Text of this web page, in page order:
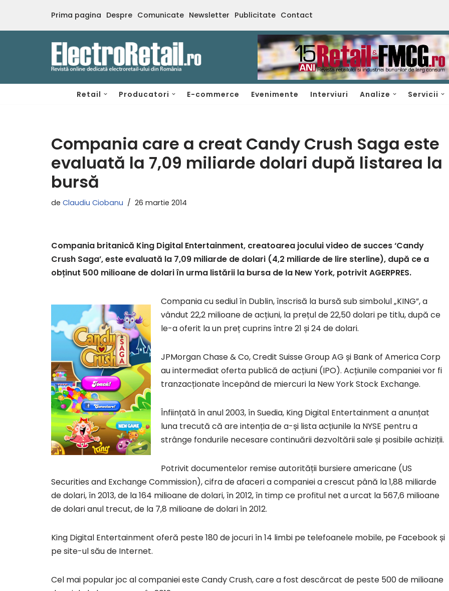
Sari
Prima pagina Despre Comunicate Newsletter Publicitate Contact
Retail Producatori E-commerce Evenimente Interviuri Analize Servicii
Compania care a creat Candy Crush Saga este
evaluată la 7,09 miliarde dolari după listarea la
bursă
de Claudiu Ciobanu 26 martie 2014
Compania britanică King Digital Entertainment, creatoarea jocului video de succes ‘Candy
Crush Saga’, este evaluată la 7,09 miliarde de dolari (4,2 miliarde de lire sterline), după ce a
obținut 500 milioane de dolari în urma listării la bursa de la New York, potrivit AGERPRES.
Compania cu sediul în Dublin, înscrisă la bursă sub simbolul „KING”, a
vândut 22,2 milioane de acțiuni, la prețul de 22,50 dolari pe titlu, după ce
le-a oferit la un preț cuprins între 21 și 24 de dolari.
JPMorgan Chase & Co, Credit Suisse Group AG și Bank of America Corp
au intermediat oferta publică de acțiuni (IPO). Acțiunile companiei vor fi
tranzacționate începând de miercuri la New York Stock Exchange.
Înființată în anul 2003, în Suedia, King Digital Entertainment a anunțat
luna trecută că are intenția de a-și lista acțiunile la NYSE pentru a
strânge fondurile necesare continuării dezvoltării sale și posibile achiziții.
Potrivit documentelor remise autorității bursiere americane (US
Securities and Exchange Commission), cifra de afaceri a companiei a crescut până la 1,88 miliarde
de dolari, în 2013, de la 164 milioane de dolari, în 2012, în timp ce profitul net a urcat la 567,6 milioane
de dolari anul trecut, de la 7,8 milioane de dolari în 2012.
King Digital Entertainment oferă peste 180 de jocuri în 14 limbi pe telefoanele mobile, pe Facebook și
pe site-ul său de Internet.
Cel mai popular joc al companiei este Candy Crush, care a fost descărcat de peste 500 de milioane